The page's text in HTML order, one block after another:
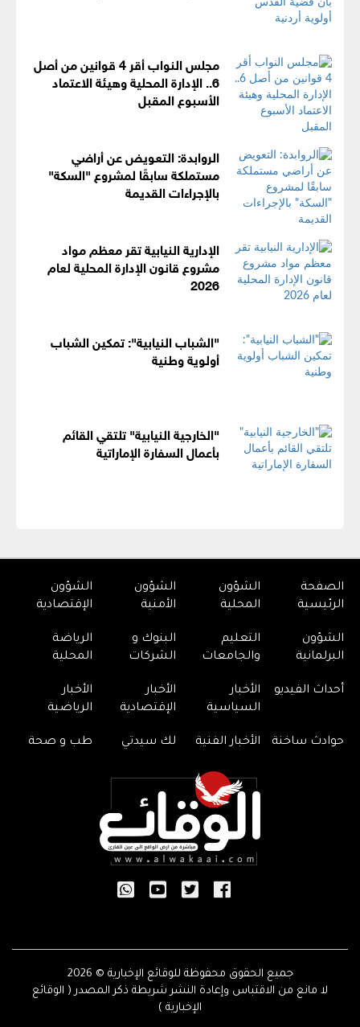
مجلس النواب أقر 4 قوانين من أصل
6.. الإدارة المحلية وهيئة الاعتماد
الأسبوع المقبل
الروابدة: التعويض عن أراضي
مستملكة سابقًا لمشروع "السكة"
بالإجراءات القديمة
الإدارية النيابية تقر معظم مواد
مشروع قانون الإدارة المحلية لعام
2026
"الشباب النيابية": تمكين الشباب
أولوية وطنية
"الخارجية النيابية" تلتقي القائم
بأعمال السفارة الإماراتية
الصفحة
الرئيسية
الشؤون
المحلية
الشؤون
الأمنية
الشؤون
الإقتصادية
الشؤون
البرلمانية
التعليم
والجامعات
البنوك و
الشركات
الرياضة
المحلية
أحداث الفيديو
الأخبار
السياسية
الأخبار
الإقتصادية
الأخبار
الرياضية
حوادث ساخنة الأخبار الفنية لك سيدتي طب و صحة
جميع الحقوق محفوظة للوقائع الإخبارية © 2026
لا مانع من الاقتباس وإعادة النشر شريطة ذكر المصدر ( الوقائع
الإخبارية )